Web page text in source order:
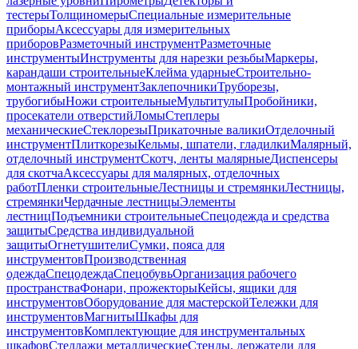
тестерыТолщиномерыСпециальные измерительные
приборыАксессуары для измерительных
приборовРазметочный инструментРазметочные
инструментыИнструменты для нарезки резьбыМаркеры,
карандаши строительныеКлейма ударныеСтроительно-
монтажный инструментЗаклепочникиТруборезы,
трубогибыНожи строительныеМультитулыПробойники,
просекатели отверстийЛомыСтеплеры
механическиеСтеклорезыПрикаточные валикиОтделочный
инструментПлиткорезыКельмы, шпатели, гладилкиМалярный,
отделочный инструментСкотч, ленты малярныеДиспенсеры
для скотчаАксессуары для малярных, отделочных
работПленки строительныеЛестницы и стремянкиЛестницы,
стремянкиЧердачные лестницыЭлементы
лестницПодъемники строительныеСпецодежда и средства
защитыСредства индивидуальной
защитыОгнетушителиСумки, пояса для
инструментовПроизводственная
одеждаСпецодеждаСпецобувьОрганизация рабочего
пространстваФонари, прожекторыКейсы, ящики для
инструментовОборудование для мастерскойТележки для
инструментовМагнитыШкафы для
инструментовКомплектующие для инструментальных
шкафовСтеллажи металлическиеСтенды, держатели для